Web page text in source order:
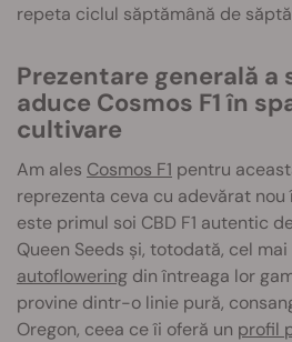
repeta ciclul săptămână de
Prezentare generală a soiului: ce
aduce Cosmos F1 în
cultivare
Am ales Cosmos F1 pentru
reprezenta ceva cu adevărat nou
este primul soi CBD F1 autentic
Queen Seeds și, totodată, cel
autoflowering din întreaga lor
provine dintr-o linie pură,
Oregon, ceea ce îi oferă un profil